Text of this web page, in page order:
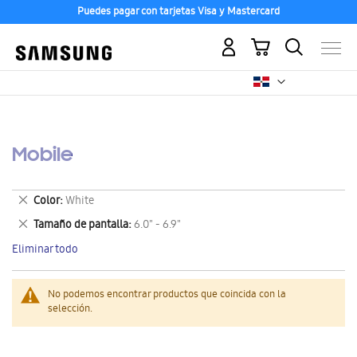
Puedes pagar con tarjetas Visa y Mastercard
Mi carrito
Mobile
No podemos encontrar productos que coincida con la
selección.
Color White
Eliminar
este
artículo
Tamaño de pantalla 6.0" - 6.9"
Eliminar
este
artículo
Eliminar todo